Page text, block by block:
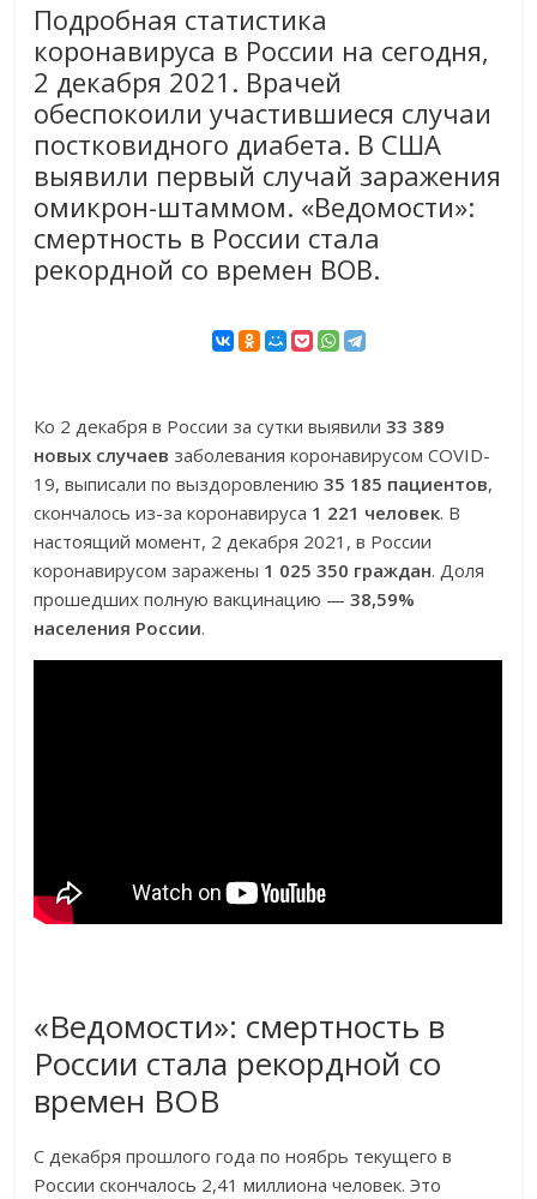
Подробная статистика
коронавируса в России на сегодня,
2 декабря 2021. Врачей
обеспокоили участившиеся случаи
постковидного диабета. В США
выявили первый случай заражения
омикрон-штаммом. «Ведомости»:
смертность в России стала
рекордной со времен ВОВ.
Ко 2 декабря в России за сутки выявили33 389
новых случаев заболевания коронавирусом COVID-
19, выписали по выздоровлению35 185 пациентов,
скончалось из-за коронавируса 1 221 человек. В
настоящий момент, 2 декабря 2021, в России
коронавирусом заражены 1 025 350 граждан. Доля
прошедших полную вакцинацию —38,59%
населения России.
«Ведомости»: смертность в
России стала рекордной со
времен ВОВ
С декабря прошлого года по ноябрь текущего в
России скончалось 2,41 миллиона человек. Это